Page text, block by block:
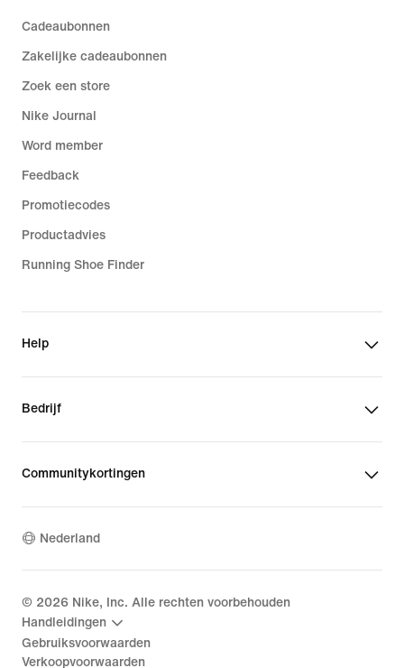
Cadeaubonnen
Zakelijke cadeaubonnen
Zoek een store
Nike Journal
Word member
Feedback
Promotiecodes
Productadvies
Running Shoe Finder
Help
Bedrijf
Communitykortingen
Nederland
© 2026 Nike, Inc. Alle rechten voorbehouden
Handleidingen
Gebruiksvoorwaarden
Verkoopvoorwaarden